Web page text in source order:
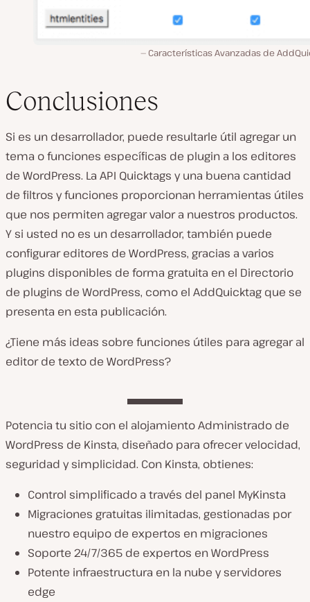
Características Avanzadas de
Conclusiones
Si es un desarrollador, puede resultarle útil agregar un
tema o funciones específicas de plugin a los editores
de WordPress. La API Quicktags y una buena cantidad
de filtros y funciones proporcionan herramientas útiles
que nos permiten agregar valor a nuestros productos.
Y si usted no es un desarrollador, también puede
configurar editores de WordPress, gracias a varios
plugins disponibles de forma gratuita en el Directorio
de plugins de WordPress, como el AddQuicktag que se
presenta en esta publicación.
¿Tiene más ideas sobre funciones útiles para agregar al
editor de texto de WordPress?
Potencia tu sitio con el alojamiento Administrado de
WordPress de Kinsta, diseñado para ofrecer velocidad,
seguridad y simplicidad. Con Kinsta, obtienes:
Control simplificado a través del panel MyKinsta
Migraciones gratuitas ilimitadas, gestionadas por
nuestro equipo de expertos en migraciones
Soporte 24/7/365 de expertos en WordPress
Potente infraestructura en la nube y servidores
edge